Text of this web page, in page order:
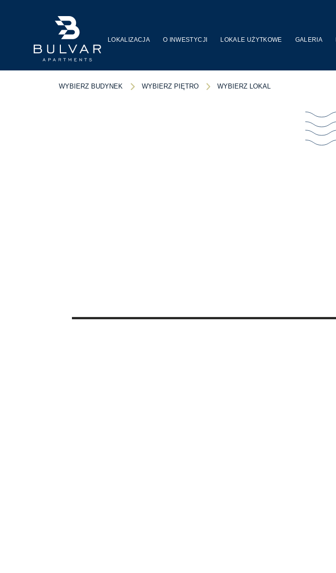
LOKALIZACJA O INWESTYCJI LOKALE UŻYTKOWE GALERIA
WYBIERZ BUDYNEK WYBIERZ PIĘTRO WYBIERZ LOKAL